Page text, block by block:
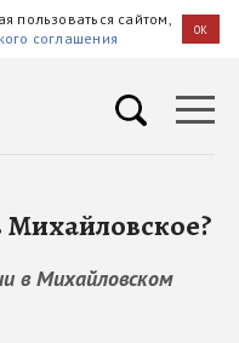
пользоваться сайтом,
соглашения OK
Михайловское?
в Михайловском